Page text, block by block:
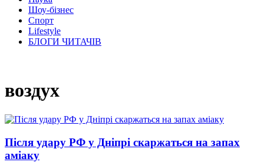
Шоу-бізнес
Спорт
Lifestyle
БЛОГИ ЧИТАЧІВ
воздух
Після удару РФ у Дніпрі скаржаться на запах
аміаку